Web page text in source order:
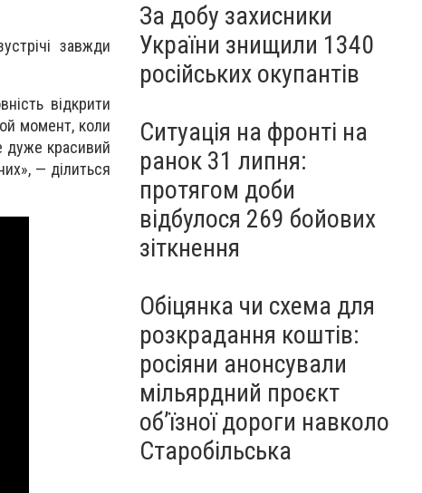
завжди
відкрити
момент, коли
дуже красивий
— ділиться
За добу захисники
України знищили 1340
російських окупантів
Ситуація на фронті на
ранок 31 липня:
протягом доби
відбулося 269 бойових
зіткнення
Обіцянка чи схема для
розкрадання коштів:
росіяни анонсували
мільярдний проєкт
об’їзної дороги навколо
Старобільська